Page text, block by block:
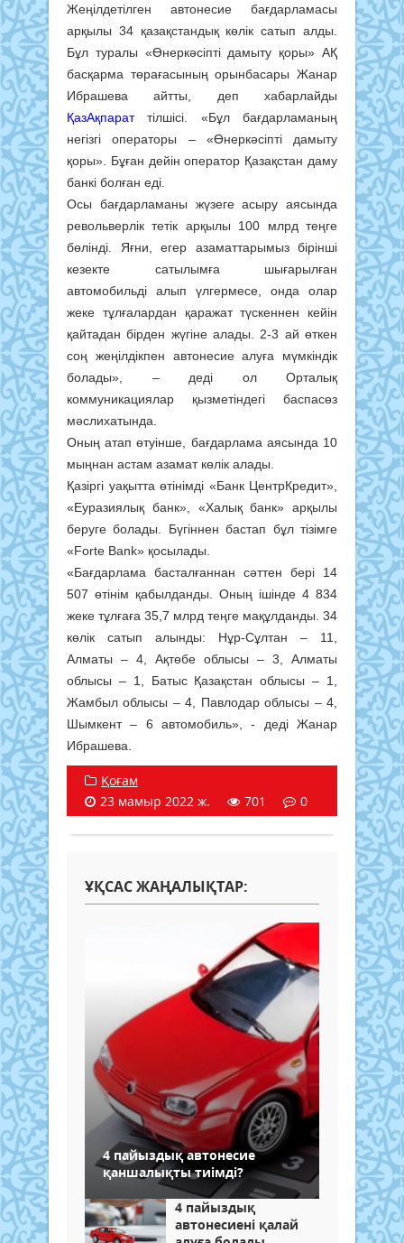
Жеңілдетілген автонесие бағдарламасы
арқылы 34 қазақстандық көлік сатып алды.
Бұл туралы «Өнеркәсіпті дамыту қоры» АҚ
басқарма төрағасының орынбасары Жанар
Ибрашева айтты, деп хабарлайды
ҚазАқпараттілшісі. «Бұл бағдарламаның
негізгі операторы – «Өнеркәсіпті дамыту
қоры». Бұған дейін оператор Қазақстан даму
банкі болған еді.
Осы бағдарламаны жүзеге асыру аясында
револьверлік тетік арқылы 100 млрд теңге
бөлінді. Яғни, егер азаматтарымыз бірінші
кезекте сатылымға шығарылған
автомобильді алып үлгермесе, онда олар
жеке тұлғалардан қаражат түскеннен кейін
қайтадан бірден жүгіне алады. 2-3 ай өткен
соң жеңілдікпен автонесие алуға мүмкіндік
болады», – деді ол Орталық
коммуникациялар қызметіндегі баспасөз
мәслихатында.
Оның атап өтуінше, бағдарлама аясында 10
мыңнан астам азамат көлік алады.
Қазіргі уақытта өтінімді «Банк ЦентрКредит»,
«Еуразиялық банк», «Халық банк» арқылы
беруге болады. Бүгіннен бастап бұл тізімге
«Forte Bank» қосылады.
«Бағдарлама басталғаннан сәттен бері 14
507 өтінім қабылданды. Оның ішінде 4 834
жеке тұлғаға 35,7 млрд теңге мақұлданды. 34
көлік сатып алынды: Нұр-Сұлтан – 11,
Алматы – 4, Ақтөбе облысы – 3, Алматы
облысы – 1, Батыс Қазақстан облысы – 1,
Жамбыл облысы – 4, Павлодар облысы – 4,
Шымкент – 6 автомобиль», - деді Жанар
Ибрашева.
Қоғам
23 мамыр 2022 ж.
701 0
ҰҚСАС ЖАҢАЛЫҚТАР:
4 пайыздық автонесие
қаншалықты тиімді?
4 пайыздық
автонесиені қалай